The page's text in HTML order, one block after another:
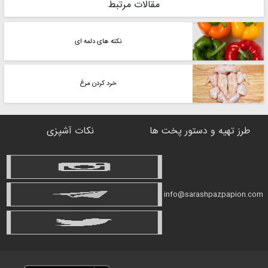
مقالات مرتبط
نکته های دلمه ای
خرد کردن مرغ
طرز تهیه و دستور پخت ها نکات آشپزی
info@sarashpazpapion.com